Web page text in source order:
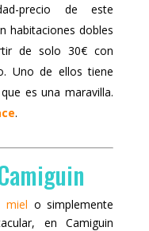
precio de este
habitaciones dobles
de solo 30€ con
Uno de ellos tiene
es una maravilla.
.
miel o simplemente
en Camiguin